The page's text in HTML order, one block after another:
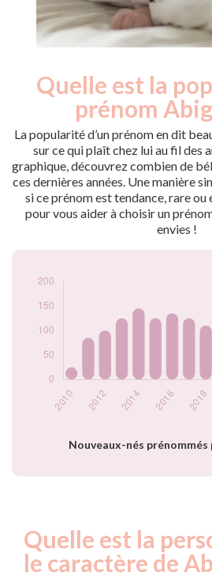
Quelle est la
prénom
La popularité d’un prénom en dit
sur ce qui plaît chez lui au fil des
graphique, découvrez combien de
ces dernières années. Une manière
si ce prénom est tendance, rare
pour vous aider à choisir un
envies !
Nouveaux-nés prénommés
Popularité du
prénom Abigaëlle
Année
Nouveaux-
nés
2011
85
2012
100
2013
125
2014
145
2015
125
2016
135
2020
150
2021
175
2022
155
135
Quelle est la
le caractère de